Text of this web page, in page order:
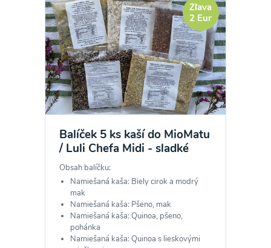
Zľava
2 Eur
Balíček 5 ks kaší do MioMatu
/ Luli Chefa Midi - sladké
Obsah balíčku:
Namiešaná kaša: Biely cirok a modrý
mak
Namiešaná kaša: Pšeno, mak
Namiešaná kaša: Quinoa, pšeno,
pohánka
Namiešaná kaša: Quinoa s lieskovými